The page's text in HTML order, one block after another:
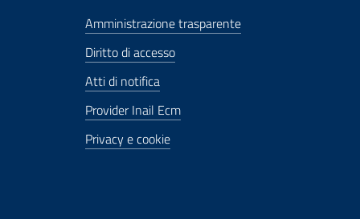
Amministrazione trasparente
Diritto di accesso
Atti di notifica
Provider Inail Ecm
Privacy e cookie